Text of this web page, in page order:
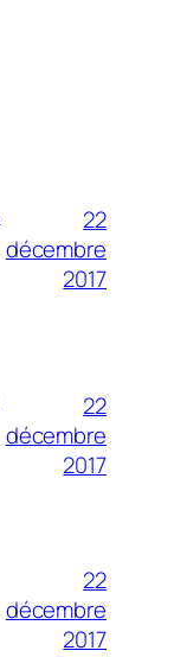
22
décembre
2017
22
décembre
2017
22
décembre
2017